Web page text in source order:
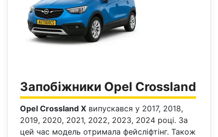
Запобіжники Opel Crossland
Opel Crossland X випускався у 2017, 2018,
2019, 2020, 2021, 2022, 2023, 2024 році. За
цей час модель отримала фейсліфтінг. Також